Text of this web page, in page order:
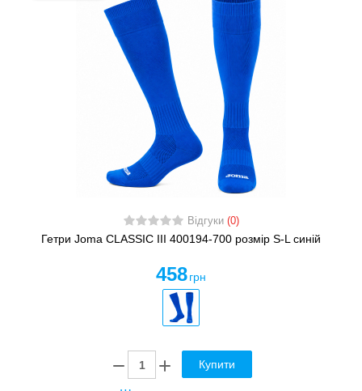
Відгуки (0)
Гетри Joma CLASSIC III 400194-700 розмір S-L синій
458 грн
Купити